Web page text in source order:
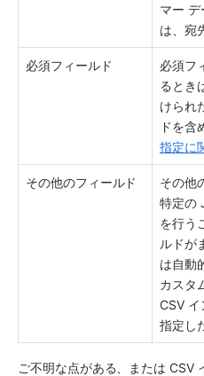
マー
は、宛
必須フィールド 必須フ
るとき
けられ
ドを含
指定に
その他のフィールド
その他
特定の
を行う
ルドが
は自動
カスタ
CSV
指定し
ご不明な点がある、または CSV